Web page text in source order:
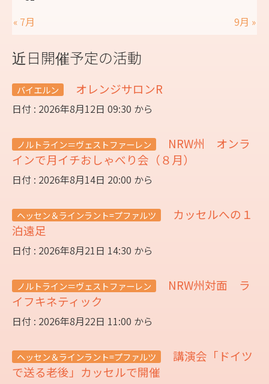
« 7月
9月 »
近日開催予定の活動
バイエルン オレンジサロンR
日付 : 2026年8月12日 09:30 から
ノルトライン＝ヴェストファーレン
NRW州 オンラ
インで月イチおしゃべり会（８月）
日付 : 2026年8月14日 20:00 から
ヘッセン＆ラインラント=プファルツ
カッセルへの１
泊遠足
日付 : 2026年8月21日 14:30 から
ノルトライン＝ヴェストファーレン
NRW州対面 ラ
イフキネティック
日付 : 2026年8月22日 11:00 から
ヘッセン＆ラインラント=プファルツ
講演会「ドイツ
で送る老後」カッセルで開催